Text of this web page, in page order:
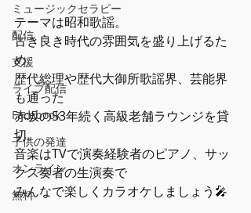
ミュージックセラピー
配信
支援
ライブ配信
Facebook
子供の発達
オンライン
無料
テーマは昭和歌謡。
古き良き時代の雰囲気を盛り上げるた
め
歴代総理や歴代大御所歌謡界、芸能界
も通った
赤坂の53年続く高級老舗ラウンジを貸
切。
音楽はTVで演奏経験者のピアノ、サッ
クス奏者の生演奏で
みんなで楽しくカラオケしましょう🎤